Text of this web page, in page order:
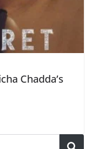
Chadda’s